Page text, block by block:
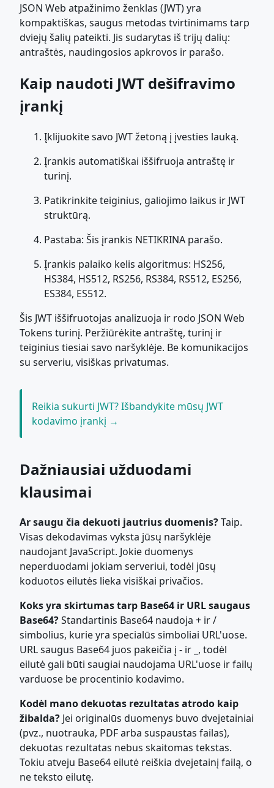
JSON Web atpažinimo ženklas (JWT) yra
kompaktiškas, saugus metodas tvirtinimams tarp
dviejų šalių pateikti. Jis sudarytas iš trijų dalių:
antraštės, naudingosios apkrovos ir parašo.
Kaip naudoti JWT dešifravimo
įrankį
Įklijuokite savo JWT žetoną į įvesties lauką.
Įrankis automatiškai iššifruoja antraštę ir
turinį.
Patikrinkite teiginius, galiojimo laikus ir JWT
struktūrą.
Pastaba: Šis įrankis NETIKRINA parašo.
Įrankis palaiko kelis algoritmus: HS256,
HS384, HS512, RS256, RS384, RS512, ES256,
ES384, ES512.
Šis JWT iššifruotojas analizuoja ir rodo JSON Web
Tokens turinį. Peržiūrėkite antraštę, turinį ir
teiginius tiesiai savo naršyklėje. Be komunikacijos
su serveriu, visiškas privatumas.
Reikia sukurti JWT? Išbandykite mūsų JWT
kodavimo įrankį →
Dažniausiai užduodami
klausimai
Ar saugu čia dekuoti jautrius duomenis?Taip.
Visas dekodavimas vyksta jūsų naršyklėje
naudojant JavaScript. Jokie duomenys
neperduodami jokiam serveriui, todėl jūsų
koduotos eilutės lieka visiškai privačios.
Koks yra skirtumas tarp Base64 ir URL saugaus
Base64?Standartinis Base64 naudoja + ir /
simbolius, kurie yra specialūs simboliai URL'uose.
URL saugus Base64 juos pakeičia į - ir _, todėl
eilutė gali būti saugiai naudojama URL'uose ir failų
varduose be procentinio kodavimo.
Kodėl mano dekuotas rezultatas atrodo kaip
žibalda? Jei originalūs duomenys buvo dvejetainiai
(pvz., nuotrauka, PDF arba suspaustas failas),
dekuotas rezultatas nebus skaitomas tekstas.
Tokiu atveju Base64 eilutė reiškia dvejetainį failą, o
ne teksto eilutę.